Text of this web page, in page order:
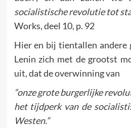
socialistische revolutie tot
Works, deel 10, p. 92
Hier en bij tientallen andere
Lenin zich met de grootst
uit, dat de overwinning van
“onze grote burgerlijke
het tijdperk van de
Westen.”